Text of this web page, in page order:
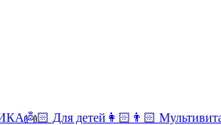
👼🏻 Для детей 👩🏻👨🏻